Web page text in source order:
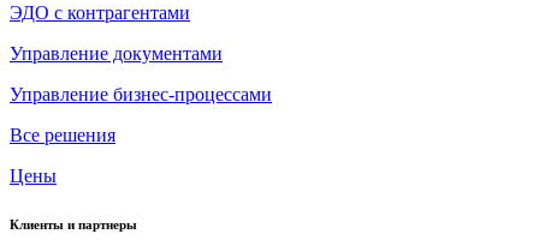
ЭДО с контрагентами
Управление документами
Управление бизнес-процессами
Все решения
Цены
Клиенты и партнеры